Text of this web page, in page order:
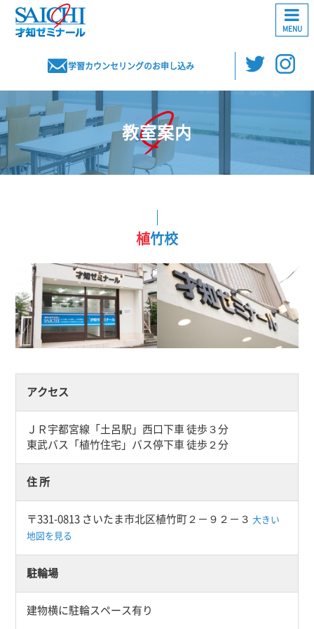
学習カウンセリングのお申し込み
MENU
教室案内
植竹校
アクセス
ＪＲ宇都宮線「土呂駅」西口下車 徒歩３分
東武バス「植竹住宅」バス停下車 徒歩２分
住 所
〒331-0813 さいたま市北区植竹町２－９２－３大きい
地図を見る
駐輪場
建物横に駐輪スペース有り